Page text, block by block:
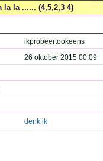
la la ...... (4,5,2,3 4)
ikprobeertookeens
26 oktober 2015 00:09
denk ik